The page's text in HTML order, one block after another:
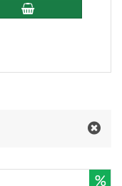
In den Warenkorb
%